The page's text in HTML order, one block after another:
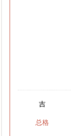
吉
总格